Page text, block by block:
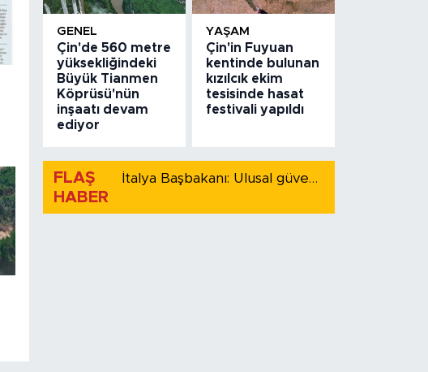
GENEL
Çin'de 560 metre
yüksekliğindeki
Büyük Tianmen
Köprüsü'nün
inşaatı devam
ediyor
YAŞAM
Çin'in Fuyuan
kentinde bulunan
kızılcık ekim
tesisinde hasat
festivali yapıldı
FLAŞ
HABER
İtalya Başbakanı: Ulusal güvenliği korumak için İspanya ile Schengen kapsamındaki serbest dolaşımı askıya alıyoruz